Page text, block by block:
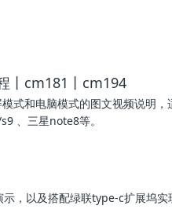
丨cm181丨cm194
式和电脑模式的图文视频说明，
、三星note8等。
，以及搭配绿联type-c扩展坞